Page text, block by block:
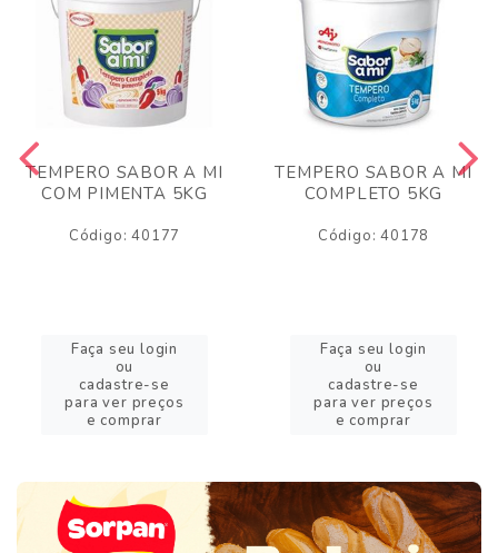
TEMPERO SABOR A MI
COM PIMENTA 5KG
Código: 40177
Faça seu login
ou
cadastre-se
para ver preços
e comprar
TEMPERO SABOR A MI
COMPLETO 5KG
Código: 40178
Faça seu login
ou
cadastre-se
para ver preços
e comprar